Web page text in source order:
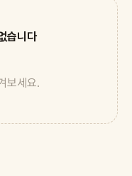
습니다
보세요.